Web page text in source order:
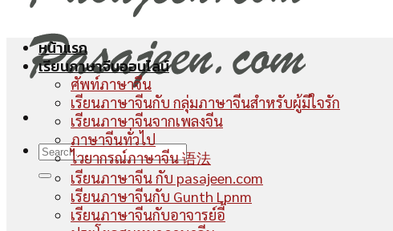
หน้าแรก
เรียนภาษาจีนออนไลน์
ศัพท์ภาษาจีน
เรียนภาษาจีนกับ กลุ่มภาษาจีนสำหรับผู้มีใจรัก
เรียนภาษาจีนจากเพลงจีน
ภาษาจีนทั่วไป
ไวยากรณ์ภาษาจีน 语法
เรียนภาษาจีน กับ pasajeen.com
เรียนภาษาจีนกับ Gunth Lpnm
เรียนภาษาจีนกับอาจารย์อี้